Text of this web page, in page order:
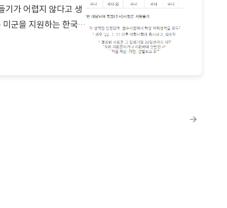
기가 어렵지 않다고 생
군을 지원하는 한국